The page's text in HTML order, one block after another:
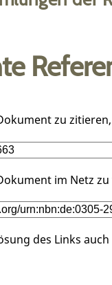
zu
im Netz
des Links